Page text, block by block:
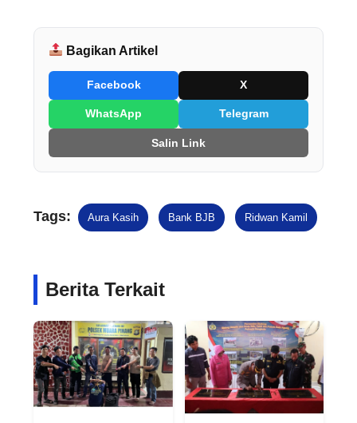
Bagikan Artikel
Facebook X
WhatsApp Telegram
Salin Link
Tags: Aura Kasih Bank BJB Ridwan Kamil
Berita Terkait